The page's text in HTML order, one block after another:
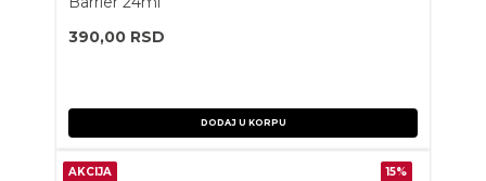
390,00 RSD
DODAJ U KORPU
AKCIJA 15%